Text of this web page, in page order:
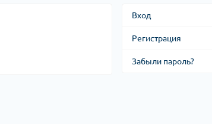
Вход
Регистрация
Забыли пароль?